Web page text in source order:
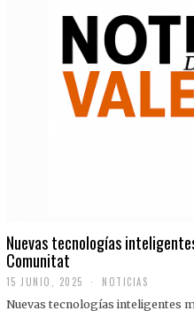
Nuevas tecnologías
Comunitat
15 JUNIO, 2025 NOTICIAS
Nuevas tecnologías inteligentes